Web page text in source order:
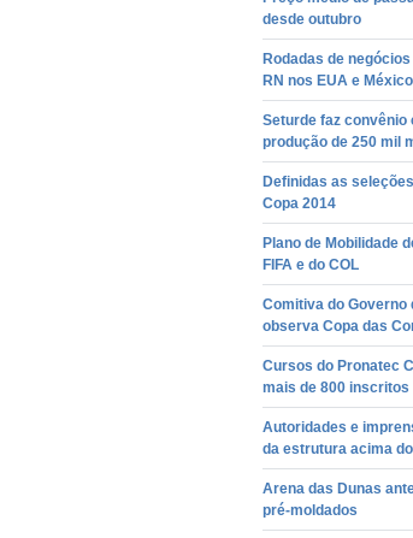
desde outubro
Rodadas de
RN nos EUA e
Seturde faz
produção de 250 mil
Definidas as
Copa 2014
Plano de Mobilidade
FIFA e do COL
Comitiva do Governo
observa Copa das
Cursos do Pronatec
mais de 800 inscritos
Autoridades e
da estrutura acima
Arena das Dunas
pré-moldados